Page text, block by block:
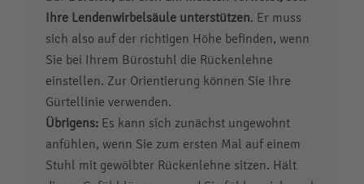
Ihre Lendenwirbelsäule unterstützen. Er muss
sich also auf der richtigen Höhe befinden, wenn
Sie bei Ihrem Bürostuhl die Rückenlehne
einstellen. Zur Orientierung können Sie Ihre
Gürtellinie verwenden.
Übrigens: Es kann sich zunächst ungewohnt
anfühlen, wenn Sie zum ersten Mal auf einem
Stuhl mit gewölbter Rückenlehne sitzen. Hält